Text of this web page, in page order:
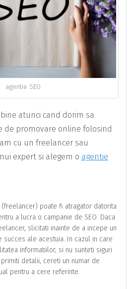
agentie SEO
atunci cand dorim sa
de promovare online folosind
cu un freelancer sau
expert si alegem o agentie
poate fi atragator datorita
a lucra o campanie de SEO. Daca
slicitati inainte de a incepe un
ale acestuia. In cazul in care
informatiilor, si nu sunteti siguri
detalii, cereti un numar de
pentru a cere referinte.